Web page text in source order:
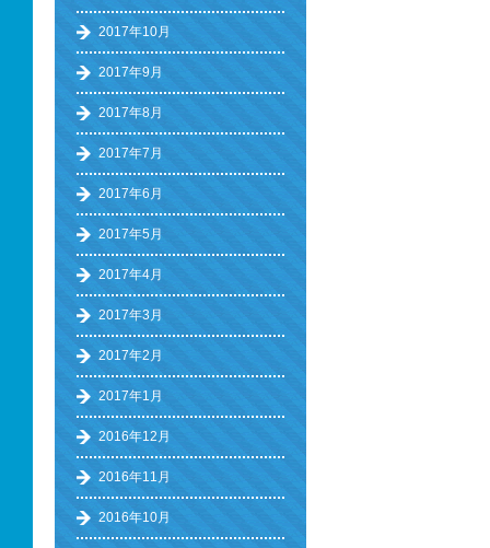
2017年10月
2017年9月
2017年8月
2017年7月
2017年6月
2017年5月
2017年4月
2017年3月
2017年2月
2017年1月
2016年12月
2016年11月
2016年10月